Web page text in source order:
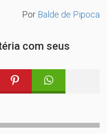
Por Balde de Pipoca
com seus